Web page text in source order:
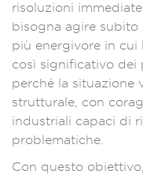
risoluzioni
bisogna agire subito
più energivore in cui
così significativo dei
perché la situazione
strutturale, con
industriali capaci di
problematiche.
Con questo